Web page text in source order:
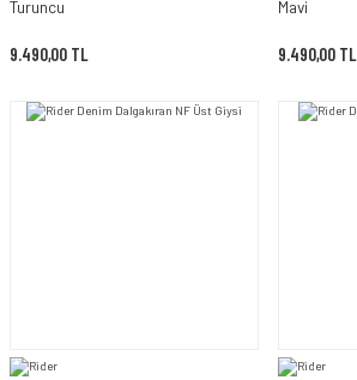
Turuncu
9.490,00 TL
Mavi
9.490,00 TL